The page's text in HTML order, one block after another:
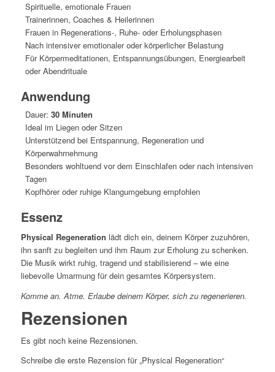
Spirituelle, emotionale Frauen
Trainerinnen, Coaches & Heilerinnen
Frauen in Regenerations-, Ruhe- oder Erholungsphasen
Nach intensiver emotionaler oder körperlicher Belastung
Für Körpermeditationen, Entspannungsübungen, Energiearbeit
oder Abendrituale
Anwendung
Dauer: 30 Minuten
Ideal im Liegen oder Sitzen
Unterstützend bei Entspannung, Regeneration und
Körperwahrnehmung
Besonders wohltuend vor dem Einschlafen oder nach intensiven
Tagen
Kopfhörer oder ruhige Klangumgebung empfohlen
Essenz
Physical Regeneration lädt dich ein, deinem Körper zuzuhören,
ihn sanft zu begleiten und ihm Raum zur Erholung zu schenken.
Die Musik wirkt ruhig, tragend und stabilisierend – wie eine
liebevolle Umarmung für dein gesamtes Körpersystem.
Komme an. Atme. Erlaube deinem Körper, sich zu regenerieren.
Rezensionen
Es gibt noch keine Rezensionen.
Schreibe die erste Rezension für „Physical Regeneration“